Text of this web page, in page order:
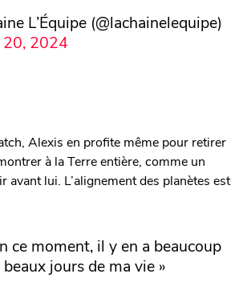
L’Équipe (@lachainelequipe)
20, 2024
Alexis en profite même pour retirer
à la Terre entière, comme un
avant lui. L’alignement des planètes est
ce moment, il y en a beaucoup
jours de ma vie »